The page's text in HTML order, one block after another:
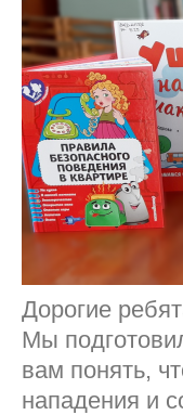
Дорогие
Мы
вам понять,
нападения и